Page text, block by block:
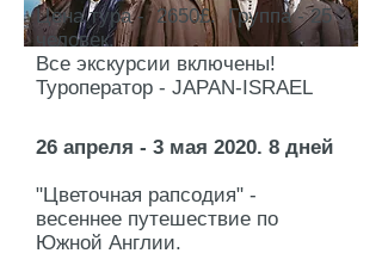
Цена тура - 2650£. ​Группа - 25
человек.
Все экскурсии включены!
Туроператор - JAPAN-ISRAEL
26 апреля - 3 мая 2020. 8 дней
"Цветочная рапсодия" -
весеннее путешествие по
Южной Англии.